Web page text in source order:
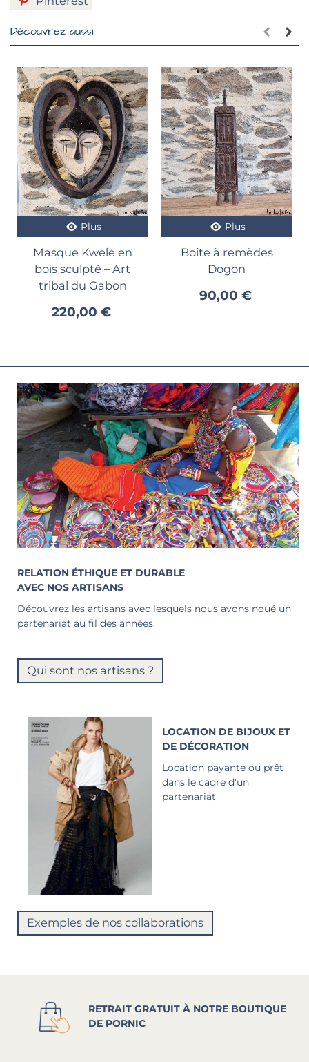
Découvrez aussi
Plus
Masque Kwele en
bois sculpté – Art
tribal du Gabon
220,00 €
Plus
Boîte à remèdes
Dogon
90,00 €
RELATION ÉTHIQUE ET DURABLE
AVEC NOS ARTISANS
Découvrez les artisans avec lesquels nous avons noué un
partenariat au fil des années.
Qui sont nos artisans ?
LOCATION DE BIJOUX ET
DE DÉCORATION
Location payante ou prêt
dans le cadre d'un
partenariat
Exemples de nos collaborations
RETRAIT GRATUIT À NOTRE BOUTIQUE
DE PORNIC